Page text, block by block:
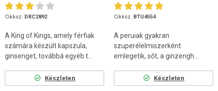
Cikksz. DRC2892
A King of Kings, amely férfiak
számára készült kapszula,
ginsenget, továbbá egyéb t...
Készleten
Cikksz. BTU4554
A peruiak gyakran
szuperélelmiszerként
emlegetik, sőt, a ginzengh...
Készleten